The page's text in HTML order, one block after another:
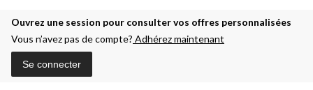
Ouvrez une session pour consulter vos offres personnalisées
Vous n’avez pas de compte? Adhérez maintenant
Se connecter